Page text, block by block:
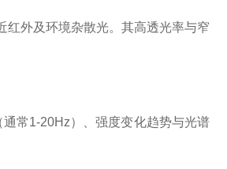
外及环境杂散光。其高透光率与窄
常1-20Hz）、强度变化趋势与光谱